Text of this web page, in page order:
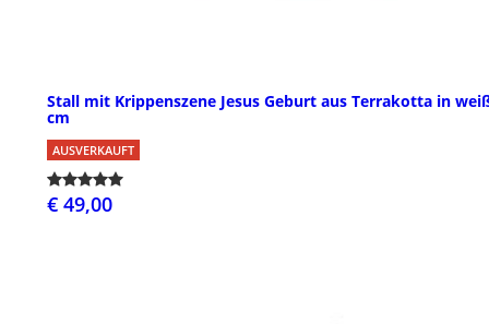
Stall mit Krippenszene Jesus Geburt aus Terrakotta in
cm
AUSVERKAUFT
€ 49,00